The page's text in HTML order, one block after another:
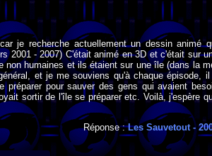
je recherche actuellement un dessin animé
2001 - 2007) C'était animé en 3D et c'était sur
non humaines et ils étaient sur une île (dans la
et je me souviens qu'à chaque épisode,
pour sauver des gens qui avaient
sortir de l'île se préparer etc. Voilà, j'espère
Réponse :Les Sauvetout-